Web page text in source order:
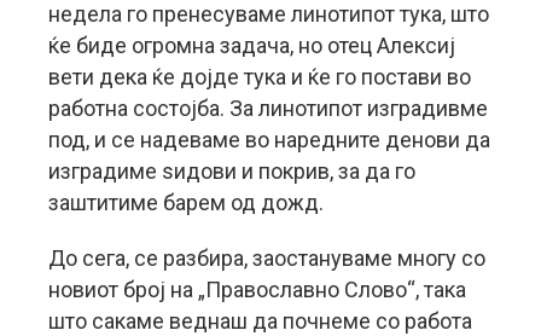
недела го пренесуваме линотипот тука, што
ќе биде огромна задача, но отец Алексиј
вети дека ќе дојде тука и ќе го постави во
работна состојба. За линотипот изградивме
под, и се надеваме во наредните денови да
изградиме ѕидови и покрив, за да го
заштитиме барем од дожд.
До сега, се разбира, заостануваме многу со
новиот број на „Православно Слово“, така
што сакаме веднаш да почнеме со работа